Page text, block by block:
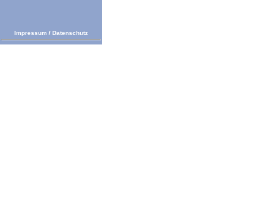
Impressum / Datenschutz